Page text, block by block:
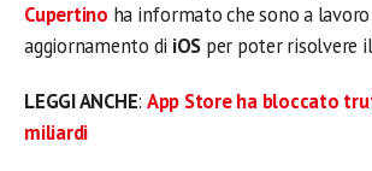
Cupertino ha informato che sono a
aggiornamento di iOS per poter risolvere
LEGGI ANCHE: App Store ha bloccato
miliardi